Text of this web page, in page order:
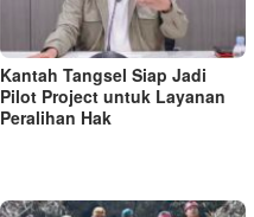
Kantah Tangsel Siap Jadi
Pilot Project untuk Layanan
Peralihan Hak